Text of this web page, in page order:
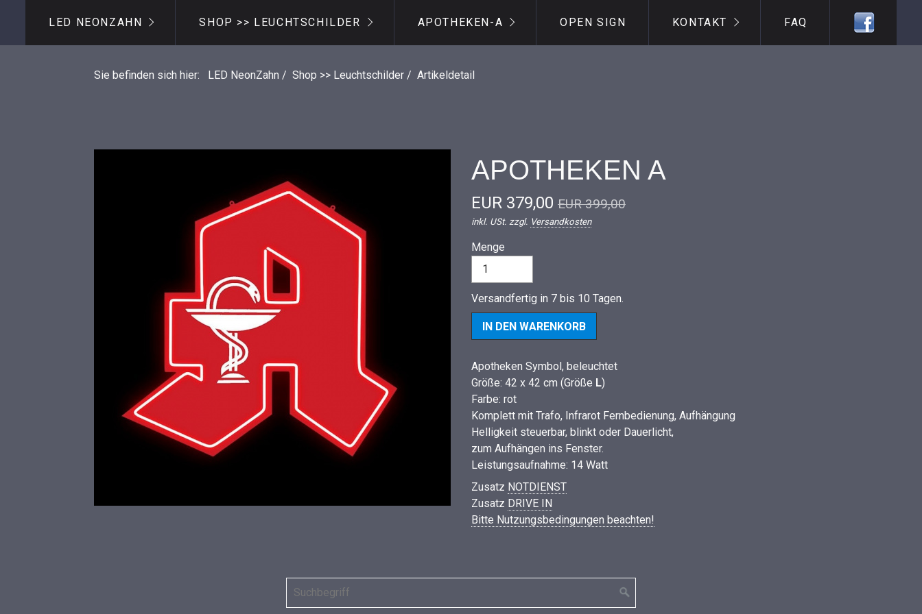
LED NEONZAHN SHOP >> LEUCHTSCHILDER APOTHEKEN-A OPEN SIGN KONTAKT FAQ
Sie befinden sich hier: LED NeonZahn / Shop >> Leuchtschilder / Artikeldetail
APOTHEKEN A
EUR 379,00 EUR 399,00
inkl. USt. zzgl. Versandkosten
Menge
Versandfertig in 7 bis 10 Tagen.
Apotheken Symbol, beleuchtet
Größe: 42 x 42 cm (Größe L)
Farbe: rot
Komplett mit Trafo, Infrarot Fernbedienung, Aufhängung
Helligkeit steuerbar, blinkt oder Dauerlicht,
zum Aufhängen ins Fenster.
Leistungsaufnahme: 14 Watt
Zusatz NOTDIENST
Zusatz DRIVE IN
Bitte Nutzungsbedingungen beachten!